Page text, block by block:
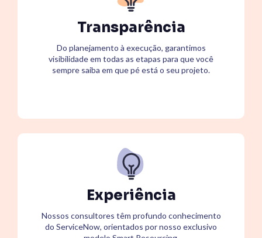
Transparência
Do planejamento à execução, garantimos
visibilidade em todas as etapas para que você
sempre saiba em que pé está o seu projeto.
Experiência
Nossos consultores têm profundo conhecimento
do ServiceNow, orientados por nosso exclusivo